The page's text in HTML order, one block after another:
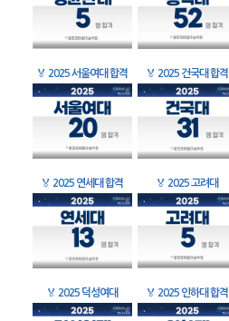
🏅 2025 서울여대 합격 🏅 2025 건국대 합격
🏅 2025 연세대 합격 🏅 2025 고려대
🏅 2025 덕성여대 🏅 2025 인하대 합격